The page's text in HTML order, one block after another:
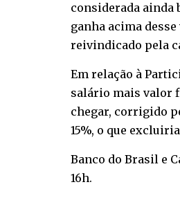
considerada ainda
ganha acima
reivindicado pela
Em relação à
salário mais valor
chegar, corrigido
15%, o que
Banco do Brasil e
16h.